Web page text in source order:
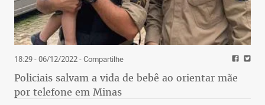
18:29 - 06/12/2022- Compartilhe
Policiais salvam a vida de bebê ao orientar mãe
por telefone em Minas